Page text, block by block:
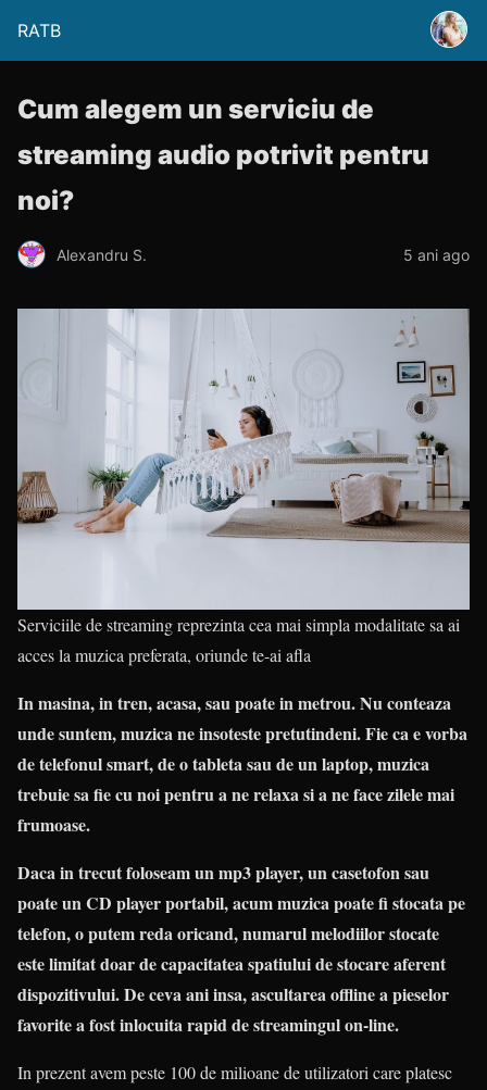
RATB
Cum alegem un serviciu de
streaming audio potrivit pentru
noi?
Alexandru S. 5 ani ago
Serviciile de streaming reprezinta cea mai simpla modalitate sa ai
acces la muzica preferata, oriunde te-ai afla
In masina, in tren, acasa, sau poate in metrou. Nu conteaza
unde suntem, muzica ne insoteste pretutindeni. Fie ca e vorba
de telefonul smart, de o tableta sau de un laptop, muzica
trebuie sa fie cu noi pentru a ne relaxa si a ne face zilele mai
frumoase.
Daca in trecut foloseam un mp3 player, un casetofon sau
poate un CD player portabil, acum muzica poate fi stocata pe
telefon, o putem reda oricand, numarul melodiilor stocate
este limitat doar de capacitatea spatiului de stocare aferent
dispozitivului. De ceva ani insa, ascultarea offline a pieselor
favorite a fost inlocuita rapid de streamingul on-line.
In prezent avem peste 100 de milioane de utilizatori care platesc